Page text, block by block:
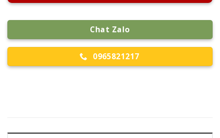
Chat Zalo
0965821217